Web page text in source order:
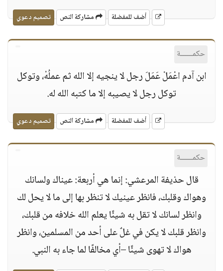
أضف للمفضلة مشاركة النص تصميم دعوي
حكمــــــة
ابن آدم اعْمَلْ عَمَلَ رجل لا ينجيه إلا الله ثم عملُهْ، وتوكل
توكل رجل لا يصيبه إلا ما كتبه الله له.
أضف للمفضلة مشاركة النص تصميم دعوي
حكمــــــة
قال حذيفة المرعشي: إنما هي أربعة: عيناك ولسانك
وهواك وقلبك، فانظر عينيك لا تنظر بها إلى ما لا يحل لك
وانظر لسانك لا تقل به شيئًا يعلم الله خلافه من قلبك،
وانظر قلبك لا يكن في غلٌ على أحد من المسلمين، وانظر
هواك لا تهوى شيئًا –أي مخالفًا لما جاء به النبي.